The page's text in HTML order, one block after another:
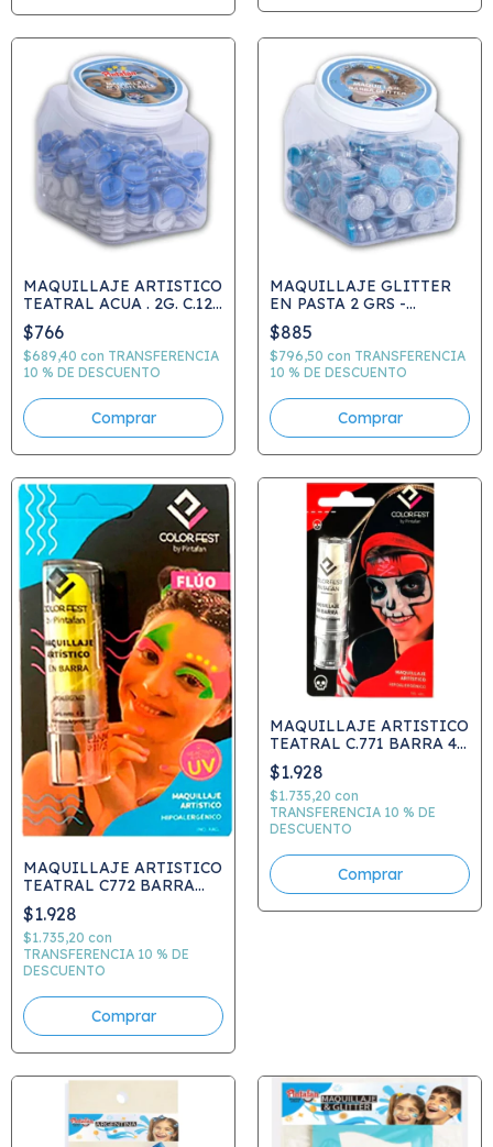
MAQUILLAJE ARTISTICO
TEATRAL ACUA . 2G. C.122
- PRECIO UNITARIO -
ARGENTINA - BLANCO O
CELESTE
$766
$689,40 con TRANSFERENCIA
10 % DE DESCUENTO
MAQUILLAJE GLITTER
EN PASTA 2 GRS -
PRECIO UNITARIO -
ARGENTINA CELESTE o
PLATA
$885
$796,50 con TRANSFERENCIA
10 % DE DESCUENTO
MAQUILLAJE ARTISTICO
TEATRAL C772 BARRA
FLUO 4 GRS
$1.928
$1.735,20 con
TRANSFERENCIA 10 % DE
DESCUENTO
Comprar
MAQUILLAJE ARTISTICO
TEATRAL C.771 BARRA 4
GRS
$1.928
$1.735,20 con
TRANSFERENCIA 10 % DE
DESCUENTO
Comprar